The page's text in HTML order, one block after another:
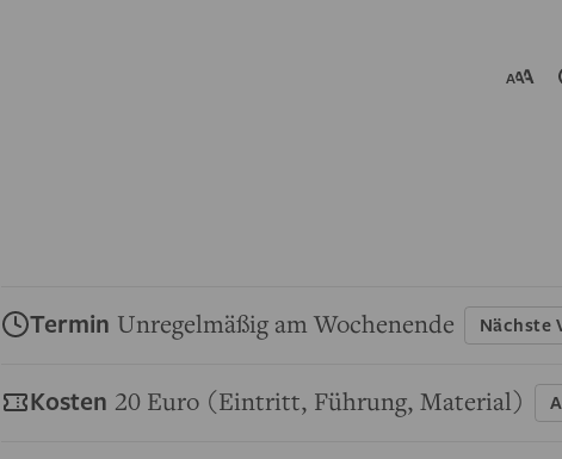
Termin Unregelmäßig am Wochenende Nächste
Kosten 20 Euro (Eintritt, Führung, Material)